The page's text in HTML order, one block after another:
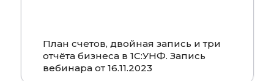
План счетов, двойная запись и три
отчёта бизнеса в 1С:УНФ. Запись
вебинара от 16.11.2023